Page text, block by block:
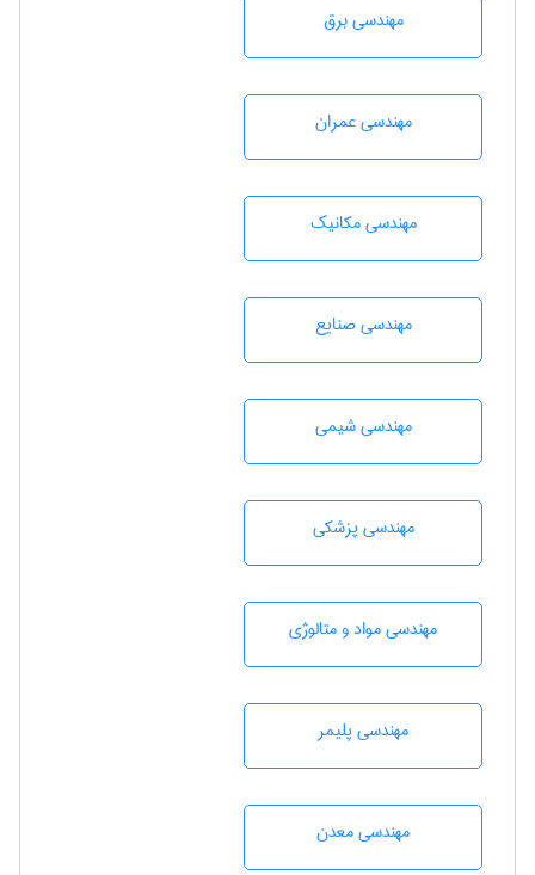
مهندسی برق
مهندسی عمران
مهندسی مکانیک
مهندسی صنايع
مهندسي شيمی
مهندسی پزشکی
مهندسی مواد و متالوژی
مهندسی پليمر
مهندسی معدن